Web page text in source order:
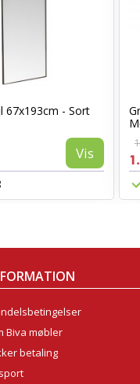
67x193cm - Sort
Vis
Biva møbler
betaling